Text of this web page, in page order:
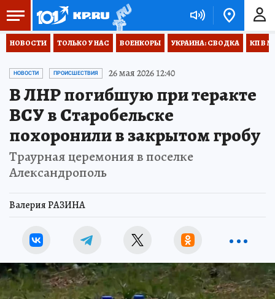
НОВОСТИ ТОЛЬКО У НАС ВОЕНКОРЫ УКРАИНА: СВОДКА КП В
НОВОСТИ ПРОИСШЕСТВИЯ 26 мая 2026 12:40
В ЛНР погибшую при теракте
ВСУ в Старобельске
похоронили в закрытом гробу
Траурная церемония в поселке
Александрополь
Валерия РАЗИНА